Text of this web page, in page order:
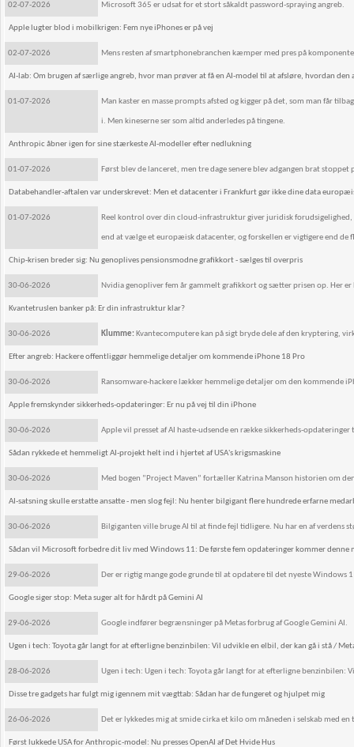
02-07-2026 Microsoft 365 er udsat for et stort såkaldt password-spraying angreb.
Apple lugter blod i mobilkrigen: Fem nye iPhones er på vej
02-07-2026 Mens resten af smartphonebranchen kæmper med pres på
AI-lab: Om brugen af særlige angreb, hvor man prøver at få en AI-model til at afsløre, hvordan den
01-07-2026 Man kaster en masse prompts afsted og kigger på det, som man får
i. Men kineserne ser som altid anderledes på tingene.
Anthropic åbner igen for sine stærkeste AI-modeller efter nedlukning
01-07-2026 Først blev de lanceret, men tre dage senere blev adgangen brat
Databehandler-aftalen var underskrevet: Men et datacenter i Frankfurt gør ikke dine data
01-07-2026 Reel kontrol over din cloud-infrastruktur giver juridisk
end at vælge et europæisk datacenter, og forskellen er vigtigere end de
Chip-krisen breder sig: Nu genoplives pensionsmodne grafikkort - sælges til overpris
30-06-2026 Nvidia genopliver fem år gammelt grafikkort og sætter prisen op. Her
Kvantetruslen banker på: Er din infrastruktur klar?
30-06-2026 Klumme: Kvantecomputere kan på sigt bryde dele af den kryptering,
Efter angreb: Hackere offentliggør hemmelige detaljer om kommende iPhone 18 Pro
30-06-2026 Ransomware-hackere lækker hemmelige detaljer om den kommende
Apple fremskynder sikkerheds-opdateringer: Er nu på vej til din iPhone
30-06-2026 Apple vil presset af AI haste-udsende en række sikkerheds-opdateringer
Sådan rykkede et hemmeligt AI-projekt helt ind i hjertet af USA's krigsmaskine
30-06-2026 Med bogen ”Project Maven” fortæller Katrina Manson historien om
AI-satsning skulle erstatte ansatte - men slog fejl: Nu henter bilgigant flere hundrede erfarne
30-06-2026 Bilgiganten ville bruge AI til at finde fejl tidligere. Nu har en af verdens
Sådan vil Microsoft forbedre dit liv med Windows 11: De første fem opdateringer kommer denne
29-06-2026 Der er rigtig mange gode grunde til at opdatere til det nyeste Windows
Google siger stop: Meta suger alt for hårdt på Gemini AI
29-06-2026 Google indfører begrænsninger på Metas forbrug af Google Gemini AI.
Ugen i tech: Toyota går langt for at efterligne benzinbilen: Vil udvikle en elbil, der kan gå i stå /
28-06-2026 Ugen i tech: Ugen i tech: Toyota går langt for at efterligne benzinbilen:
Disse tre gadgets har fulgt mig igennem mit vægttab: Sådan har de fungeret og hjulpet mig
26-06-2026 Det er lykkedes mig at smide cirka et kilo om måneden i selskab med
Først lukkede USA for Anthropic-model: Nu presses OpenAI af Det Hvide Hus